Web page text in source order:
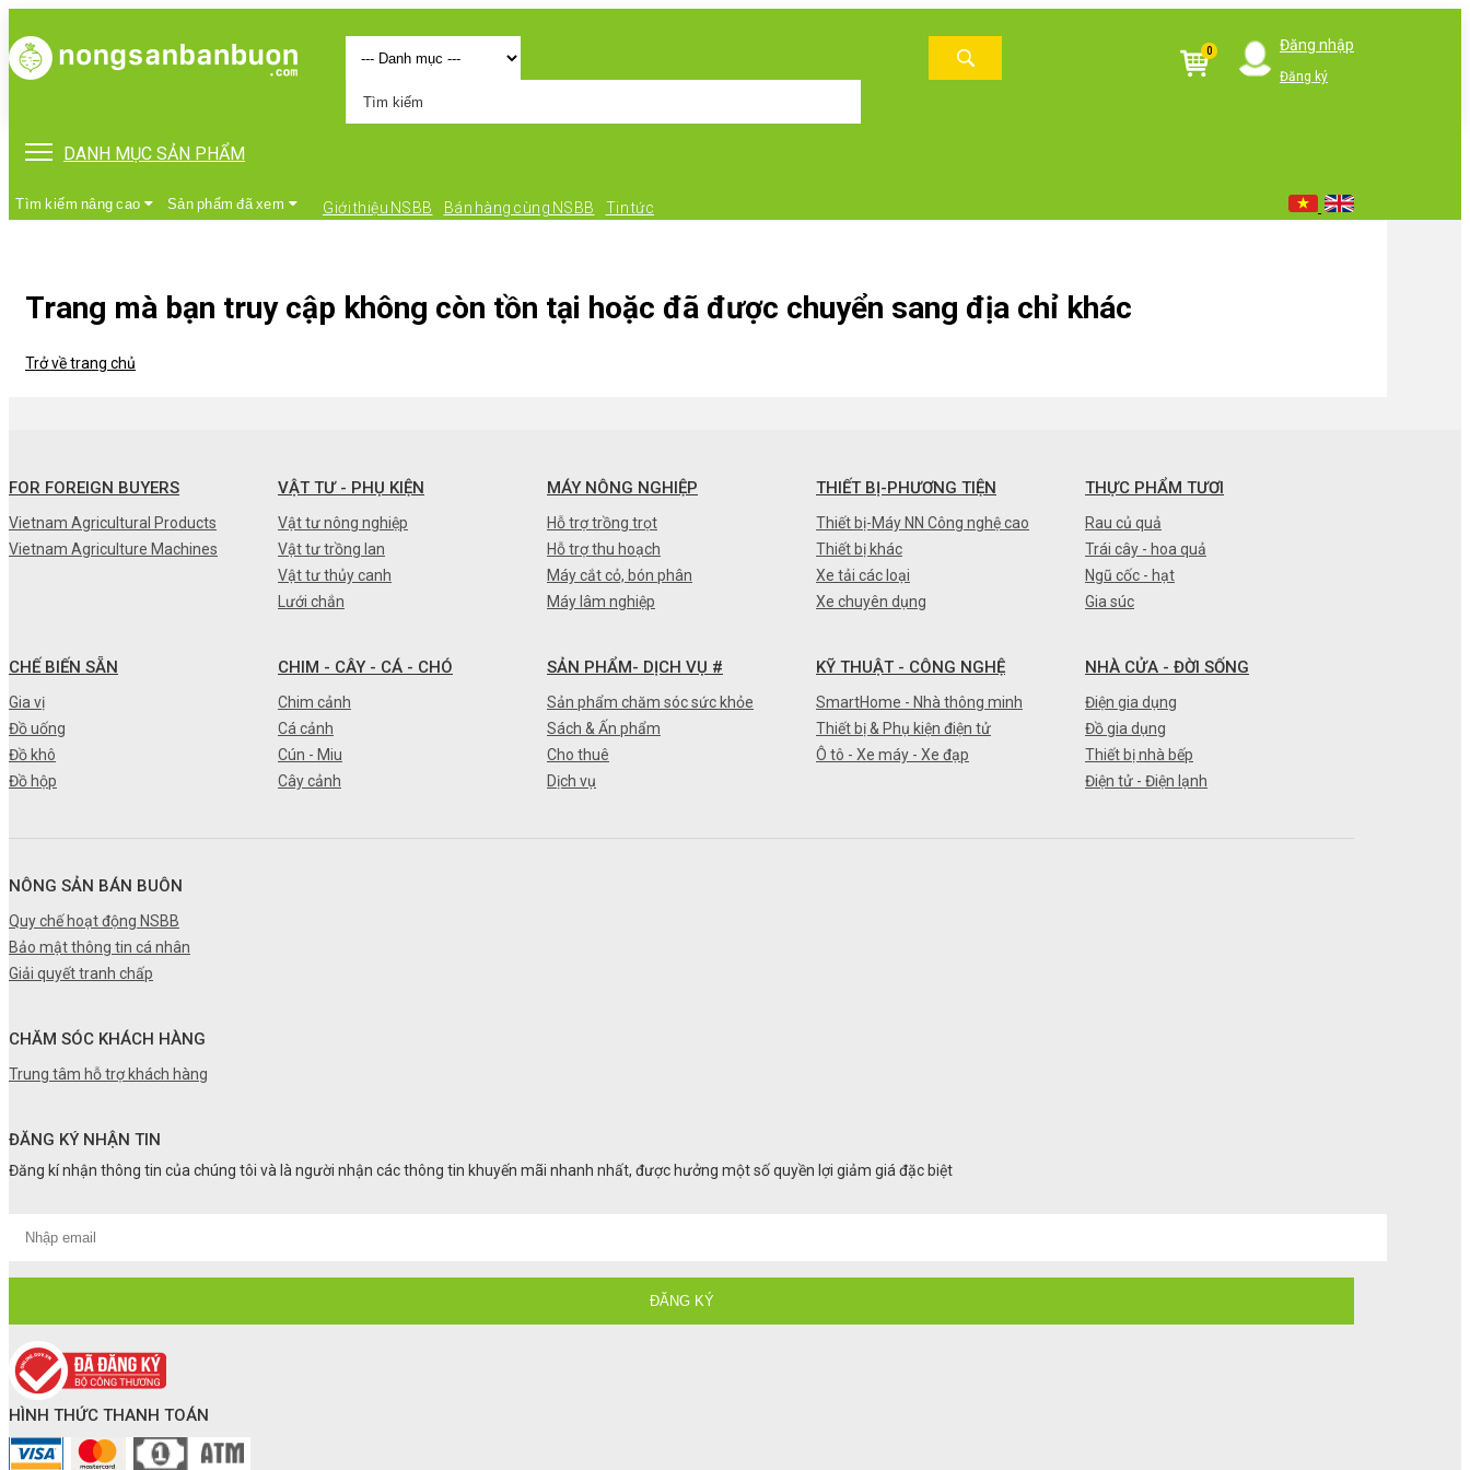
0 Đăng nhập
Đăng ký
DANH MỤC SẢN PHẨM
Tìm kiếm nâng cao Sản phẩm đã xem Giới thiệu NSBB Bán hàng cùng NSBB Tin tức
•
• Máy nông nghiệp
• Thiết bị-Phương tiện
•
• Sản phẩm- Dịch vụ #
• Kỹ thuật - Công nghệ
Trang mà bạn truy cập không còn tồn tại hoặc đã được chuyển sang địa chỉ khác
Trở về trang chủ
FOR FOREIGN BUYERS
Vietnam Agricultural Products
Vietnam Agriculture Machines
VẬT TƯ - PHỤ KIỆN
Vật tư nông nghiệp
Vật tư trồng lan
Vật tư thủy canh
Lưới chắn
MÁY NÔNG NGHIỆP
Hỗ trợ trồng trọt
Hỗ trợ thu hoạch
Máy cắt cỏ, bón phân
Máy lâm nghiệp
THIẾT BỊ-PHƯƠNG TIỆN
Thiết bị-Máy NN Công nghệ cao
Thiết bị khác
Xe tải các loại
Xe chuyên dụng
THỰC PHẨM TƯƠI
Rau củ quả
Trái cây - hoa quả
Ngũ cốc - hạt
Gia súc
CHẾ BIẾN SẴN
Gia vị
Đồ uống
Đồ khô
Đồ hộp
CHIM - CÂY - CÁ - CHÓ
Chim cảnh
Cá cảnh
Cún - Miu
Cây cảnh
SẢN PHẨM- DỊCH VỤ #
Sản phẩm chăm sóc sức khỏe
Sách & Ấn phẩm
Cho thuê
Dịch vụ
KỸ THUẬT - CÔNG NGHỆ
SmartHome - Nhà thông minh
Thiết bị & Phụ kiện điện tử
Ô tô - Xe máy - Xe đạp
NHÀ CỬA - ĐỜI SỐNG
Điện gia dụng
Đồ gia dụng
Thiết bị nhà bếp
Điện tử - Điện lạnh
NÔNG SẢN BÁN BUÔN
Quy chế hoạt động NSBB
Bảo mật thông tin cá nhân
Giải quyết tranh chấp
CHĂM SÓC KHÁCH HÀNG
Trung tâm hỗ trợ khách hàng
ĐĂNG KÝ NHẬN TIN
Đăng kí nhận thông tin của chúng tôi và là người nhận các thông tin khuyến mãi nhanh nhất, được hưởng một số quyền lợi giảm giá đặc biệt
HÌNH THỨC THANH TOÁN